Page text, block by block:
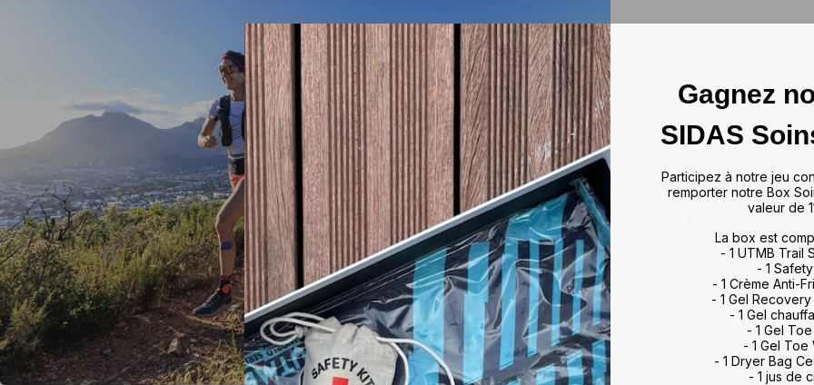
Mercredi 21
Je cours.
Je m'inscris
Gagnez
SIDAS
Participez à notre jeu
remporter notre Box
valeur de
La box est
- 1 UTMB Trail
- 1
- 1 Crème Anti-
- 1 Gel
- 1 Gel
- 1 Gel
- 1 Gel Toe
- 1 Dryer Bag
- 1 jus de